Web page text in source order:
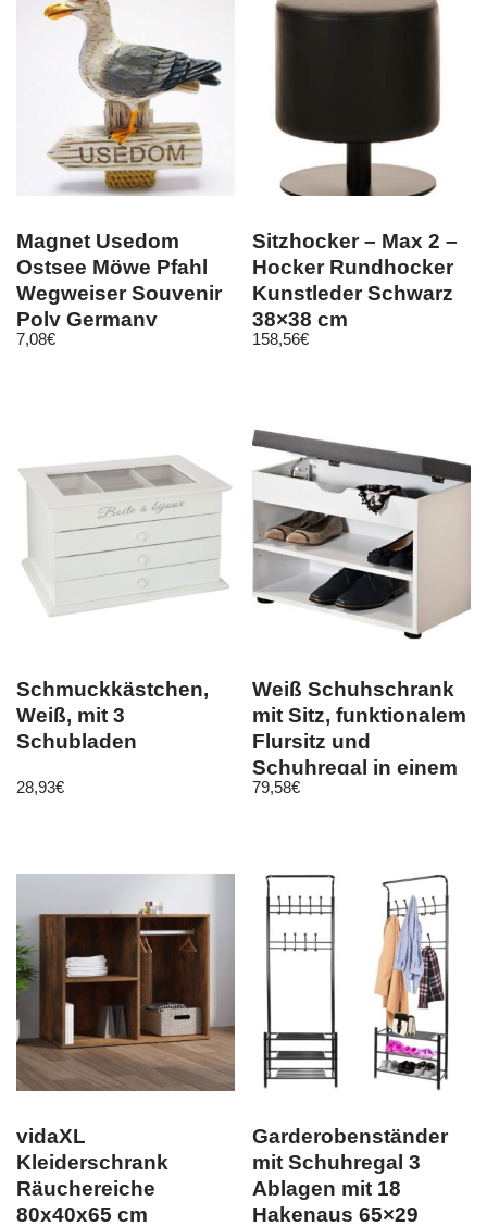
Magnet Usedom
Ostsee Möwe Pfahl
Wegweiser Souvenir
Poly Germany
7,08€
Sitzhocker – Max 2 –
Hocker Rundhocker
Kunstleder Schwarz
38×38 cm
158,56€
Schmuckkästchen,
Weiß, mit 3
Schubladen
28,93€
Weiß Schuhschrank
mit Sitz, funktionalem
Flursitz und
Schuhregal in einem
– Kesper
79,58€
vidaXL
Kleiderschrank
Räuchereiche
80x40x65 cm
Garderobenständer
mit Schuhregal 3
Ablagen mit 18
Hakenaus 65×29